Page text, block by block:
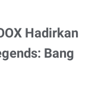
Hadirkan
Bang